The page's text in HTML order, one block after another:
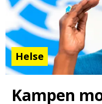
Helse
Kampen